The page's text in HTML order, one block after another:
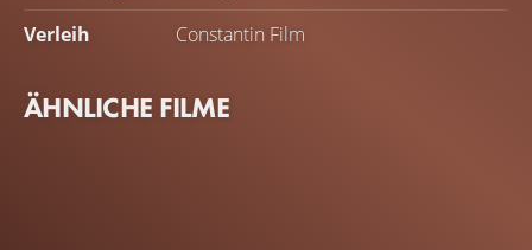
Verleih
Constantin Film
ÄHNLICHE FILME